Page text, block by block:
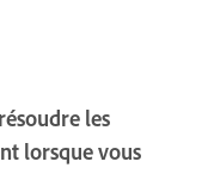
les
lorsque vous